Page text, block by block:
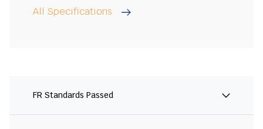
All Specifications
FR Standards Passed